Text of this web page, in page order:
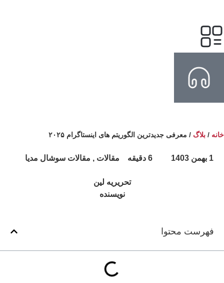
/ بلاگ/ معرفی جدیدترین الگوریتم های اینستاگرام ۲۰۲۵
1 بهمن 1403 6 دقیقه مقالات , مقالات سوشال مدیا
تحریریه لین
نویسنده
فهرست محتوا